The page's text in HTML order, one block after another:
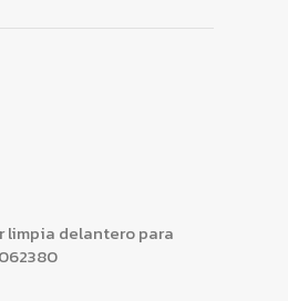
limpia delantero para